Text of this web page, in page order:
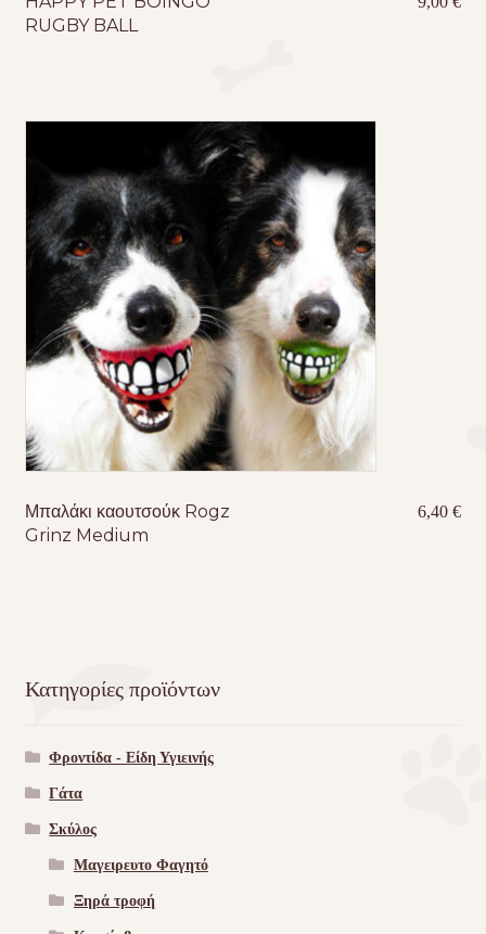
RUGBY BALL
Μπαλάκι καουτσούκ Rogz
Grinz Medium
6,40€
Κατηγορίες προϊόντων
Φροντίδα - Είδη Υγιεινής
Γάτα
Σκύλος
Μαγειρευτο Φαγητό
Ξηρά τροφή